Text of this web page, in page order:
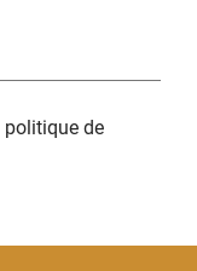
politique de